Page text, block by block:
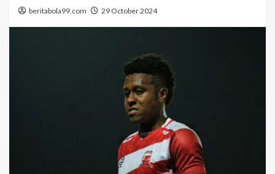
beritabola99.com 29 October 2024